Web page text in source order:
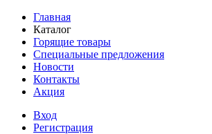
Главная
Каталог
Горящие товары
Специальные предложения
Новости
Контакты
Акция
Вход
Регистрация